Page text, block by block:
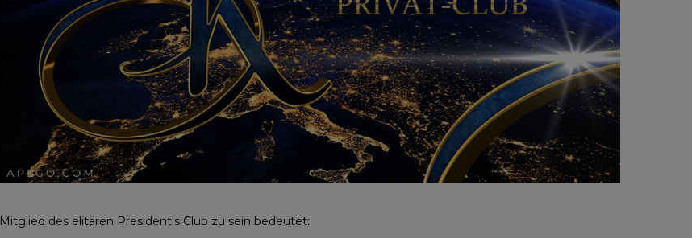
Mitglied des elitären President's Club zu sein bedeutet: